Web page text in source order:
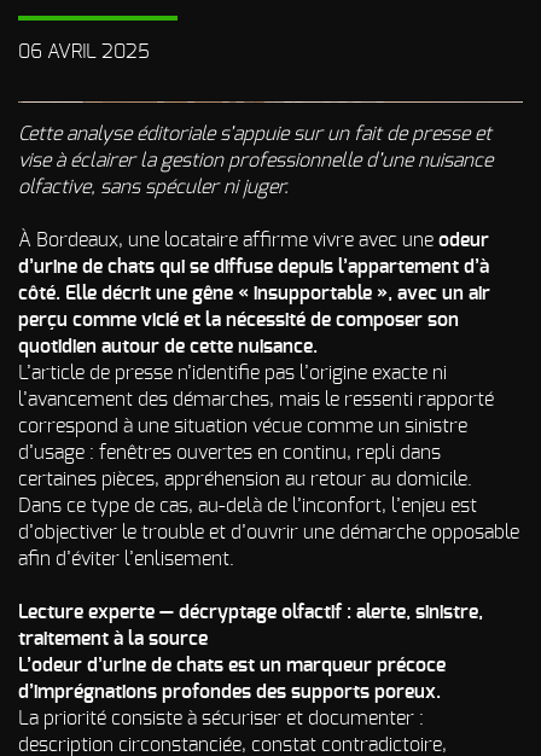
Odeur de Moisi
- Odeur
Renfermé
Odeur de
Restauration -
Odeur de
Gras
Odeur de
Tabac
Odeurs de
fumée
d’incendie
- odeurs de
Autres Odeurs
INTERVENTIONS
AVISCLIENTS
QUI SOMMES-
CONTACT
06 AVRIL 2025
Cette analyse éditoriale s’appuie sur un fait de presse et
vise à éclairer la gestion professionnelle d’une nuisance
olfactive, sans spéculer ni juger.
À Bordeaux, une locataire affirme vivre avec une odeur
d’urine de chats qui se diffuse depuis l’appartement d’à
côté. Elle décrit une gêne « insupportable », avec un air
perçu comme vicié et la nécessité de composer son
quotidien autour de cette nuisance.
L’article de presse n’identifie pas l’origine exacte ni
l’avancement des démarches, mais le ressenti rapporté
correspond à une situation vécue comme un sinistre
d’usage : fenêtres ouvertes en continu, repli dans
certaines pièces, appréhension au retour au domicile.
Dans ce type de cas, au-delà de l’inconfort, l’enjeu est
d’objectiver le trouble et d’ouvrir une démarche opposable
afin d’éviter l’enlisement.
Lecture experte — décryptage olfactif : alerte, sinistre,
traitement à la source
L’odeur d’urine de chats est un marqueur précoce
d’imprégnations profondes des supports poreux.
La priorité consiste à sécuriser et documenter :
description circonstanciée, constat contradictoire,